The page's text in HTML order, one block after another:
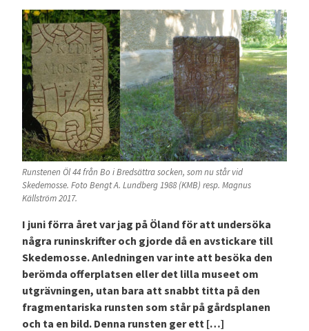
Runstenen Öl 44 från Bo i Bredsättra socken, som nu står vid
Skedemosse. Foto Bengt A. Lundberg 1988 (KMB) resp. Magnus
Källström 2017.
I juni förra året var jag på Öland för att undersöka
några runinskrifter och gjorde då en avstickare till
Skedemosse. Anledningen var inte att besöka den
berömda offerplatsen eller det lilla museet om
utgrävningen, utan bara att snabbt titta på den
fragmentariska runsten som står på gårdsplanen
och ta en bild. Denna runsten ger ett […]